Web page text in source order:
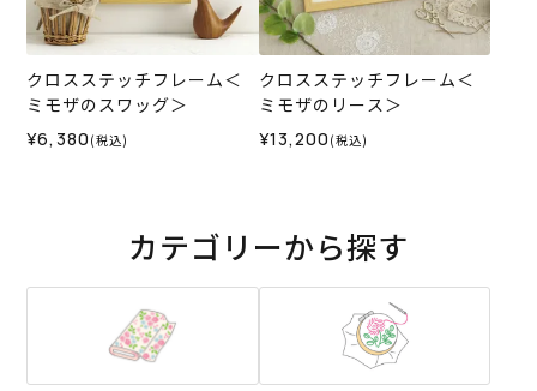
クロスステッチフレーム＜
ミモザのスワッグ＞
¥6,380 (税込)
クロスステッチフレーム＜
ミモザのリース＞
¥13,200 (税込)
カテゴリーから探す